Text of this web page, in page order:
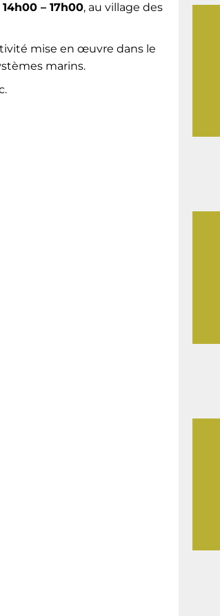
– 17h00, au village des
mise en œuvre dans le
marins.